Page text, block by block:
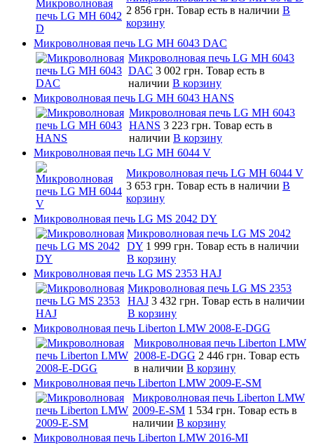
2 856 грн. Товар есть в наличии В
корзину
Микроволновая печь LG MH 6043 DAC
Микроволновая печь LG MH 6043
DAC 3 002 грн. Товар есть в
наличии В корзину
Микроволновая печь LG MH 6043 HANS
Микроволновая печь LG MH 6043
HANS 3 223 грн. Товар есть в
наличии В корзину
Микроволновая печь LG MH 6044 V
Микроволновая печь LG MH 6044 V
3 653 грн. Товар есть в наличии В
корзину
Микроволновая печь LG MS 2042 DY
Микроволновая печь LG MS 2042
DY 1 999 грн. Товар есть в наличии
В корзину
Микроволновая печь LG MS 2353 HAJ
Микроволновая печь LG MS 2353
HAJ 3 432 грн. Товар есть в наличии
В корзину
Микроволновая печь Liberton LMW 2008-E-DGG
Микроволновая печь Liberton LMW
2008-E-DGG 2 446 грн. Товар есть
в наличии В корзину
Микроволновая печь Liberton LMW 2009-E-SM
Микроволновая печь Liberton LMW
2009-E-SM 1 534 грн. Товар есть в
наличии В корзину
Микроволновая печь Liberton LMW 2016-MI